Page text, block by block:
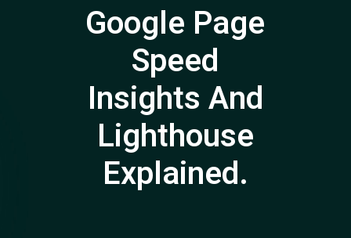
Google Page
Speed
Insights And
Lighthouse
Explained.